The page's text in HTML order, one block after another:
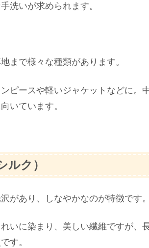
洗いが求められます。
まで様々な種類があります。
ピースや軽いジャケットなどに。
いています。
ルク）
があり、しなやかなのが特徴です。
いに染まり、美しい繊維ですが、
す。